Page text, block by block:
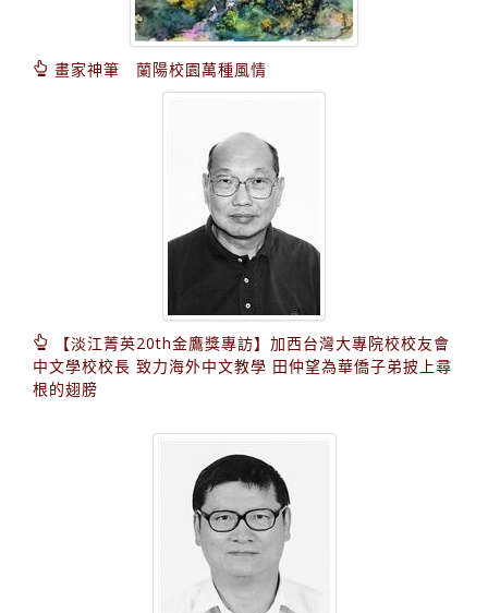
畫家神筆 蘭陽校園萬種風情
【淡江菁英20th金鷹獎專訪】加西台灣大專院校校友會
中文學校校長 致力海外中文教學 田仲望為華僑子弟披上尋
根的翅膀